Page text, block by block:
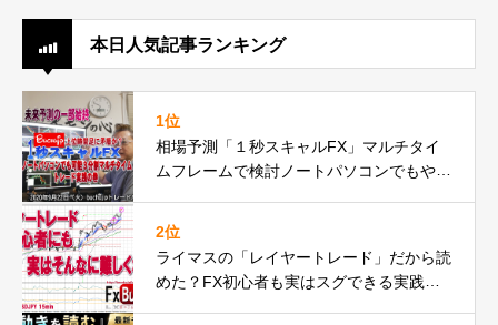
本日人気記事ランキング
1位
相場予測「１秒スキャルFX」マルチタイ
ムフレームで検討ノートパソコンでもやれ
2位
ライマスの「レイヤートレード」だから読
めた？FX初心者も実はスグできる実践動